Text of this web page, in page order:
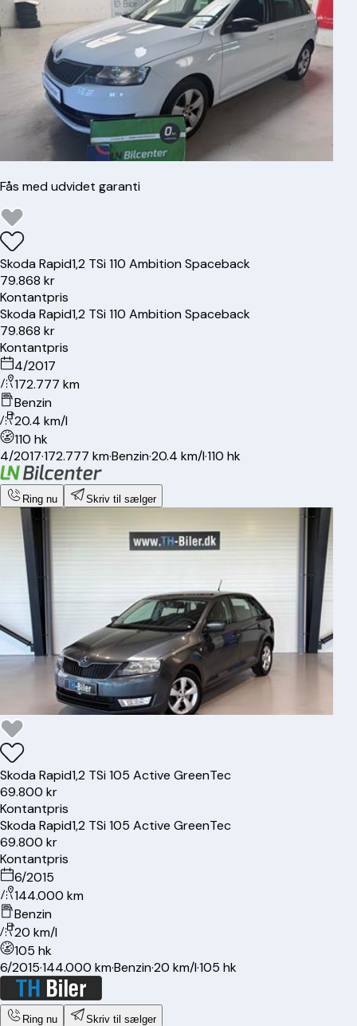
Fås med udvidet garanti
SkodaRapid1,2 TSi 110 Ambition Spaceback
79.868 kr
Kontantpris
SkodaRapid1,2 TSi 110 Ambition Spaceback
79.868 kr
Kontantpris
4/2017
172.777 km
Benzin
20.4 km/l
110 hk
4/2017·172.777 km·Benzin·20.4 km/l·110 hk
Ring nu Skriv til sælger
SkodaRapid1,2 TSi 105 Active GreenTec
69.800 kr
Kontantpris
SkodaRapid1,2 TSi 105 Active GreenTec
69.800 kr
Kontantpris
6/2015
144.000 km
Benzin
20 km/l
105 hk
6/2015·144.000 km·Benzin·20 km/l·105 hk
Ring nu Skriv til sælger